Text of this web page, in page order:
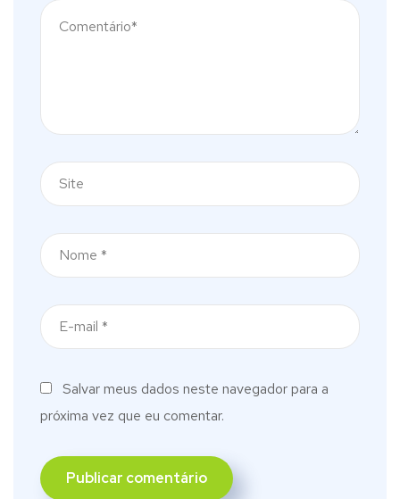
Salvar meus dados neste navegador para a
próxima vez que eu comentar.